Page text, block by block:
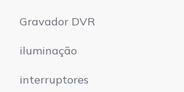
Gravador DVR
iluminação
interruptores